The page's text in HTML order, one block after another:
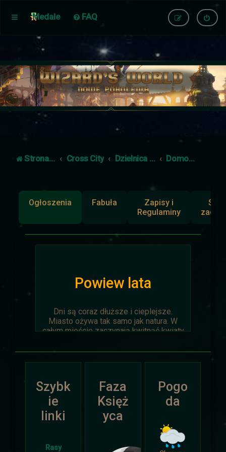
Medale FAQ
Strona główna Cross City Dzielnica Ludzi Domostwa
Ogłoszenia Fabuła
Zapisy i
Regulaminy
Powiew lata
Dni są coraz dłuższe i cieplejsze.
Miasto ożywa tak samo jak natura. W
całym mieście zaczynają kwitnąć kwiaty
niej udział niech napisze do
Dariusza.
Otrzyma mały upominek.
Atak Zimy i Święta
Szybk
ie
linki
Rasy
Faza
Księż
yca
Pogo
da